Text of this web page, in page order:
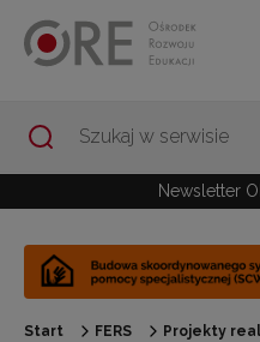
Newsletter
Start FERS
Projekty